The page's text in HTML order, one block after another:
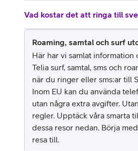
Vad kostar det att ringa till
Roaming, samtal och surf
Här har vi samlat information
Telia surf, samtal, sms och
när du ringer eller sms:ar till
Inom EU kan du använda
utan några extra avgifter.
regler. Upptäck våra smarta
dessa resor nedan. Börja
resa till.